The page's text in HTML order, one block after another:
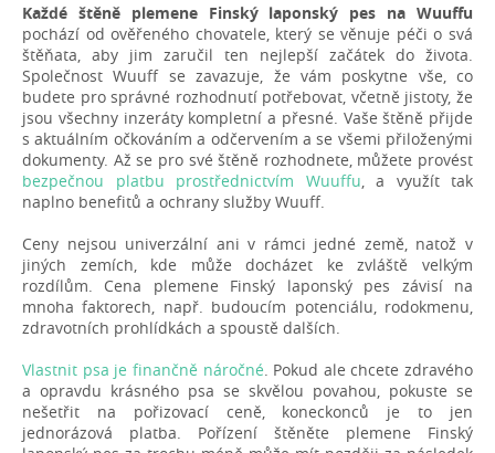
Každé štěně plemene Finský laponský pes na Wuuffu
pochází od ověřeného chovatele, který se věnuje péči o svá
štěňata, aby jim zaručil ten nejlepší začátek do života.
Společnost Wuuff se zavazuje, že vám poskytne vše, co
budete pro správné rozhodnutí potřebovat, včetně jistoty, že
jsou všechny inzeráty kompletní a přesné. Vaše štěně přijde
s aktuálním očkováním a odčervením a se všemi přiloženými
dokumenty. Až se pro své štěně rozhodnete, můžete provést
bezpečnou platbu prostřednictvím Wuuffu , a využít tak
naplno benefitů a ochrany služby Wuuff.
Ceny nejsou univerzální ani v rámci jedné země, natož v
jiných zemích, kde může docházet ke zvláště velkým
rozdílům. Cena plemene Finský laponský pes závisí na
mnoha faktorech, např. budoucím potenciálu, rodokmenu,
zdravotních prohlídkách a spoustě dalších.
Vlastnit psa je finančně náročné . Pokud ale chcete zdravého
a opravdu krásného psa se skvělou povahou, pokuste se
nešetřit na pořizovací ceně, koneckonců je to jen
jednorázová platba. Pořízení štěněte plemene Finský